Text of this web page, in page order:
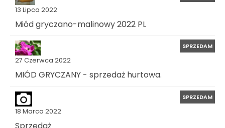
13 Lipca 2022
Miód gryczano-malinowy 2022 PL
27 Czerwca 2022
SPRZEDAM
MIÓD GRYCZANY - sprzedaż hurtowa.
18 Marca 2022
SPRZEDAM
Sprzedaż